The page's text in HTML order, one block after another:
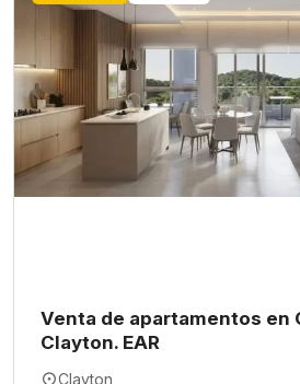
Venta de apartamentos en
Clayton. EAR
Clayton